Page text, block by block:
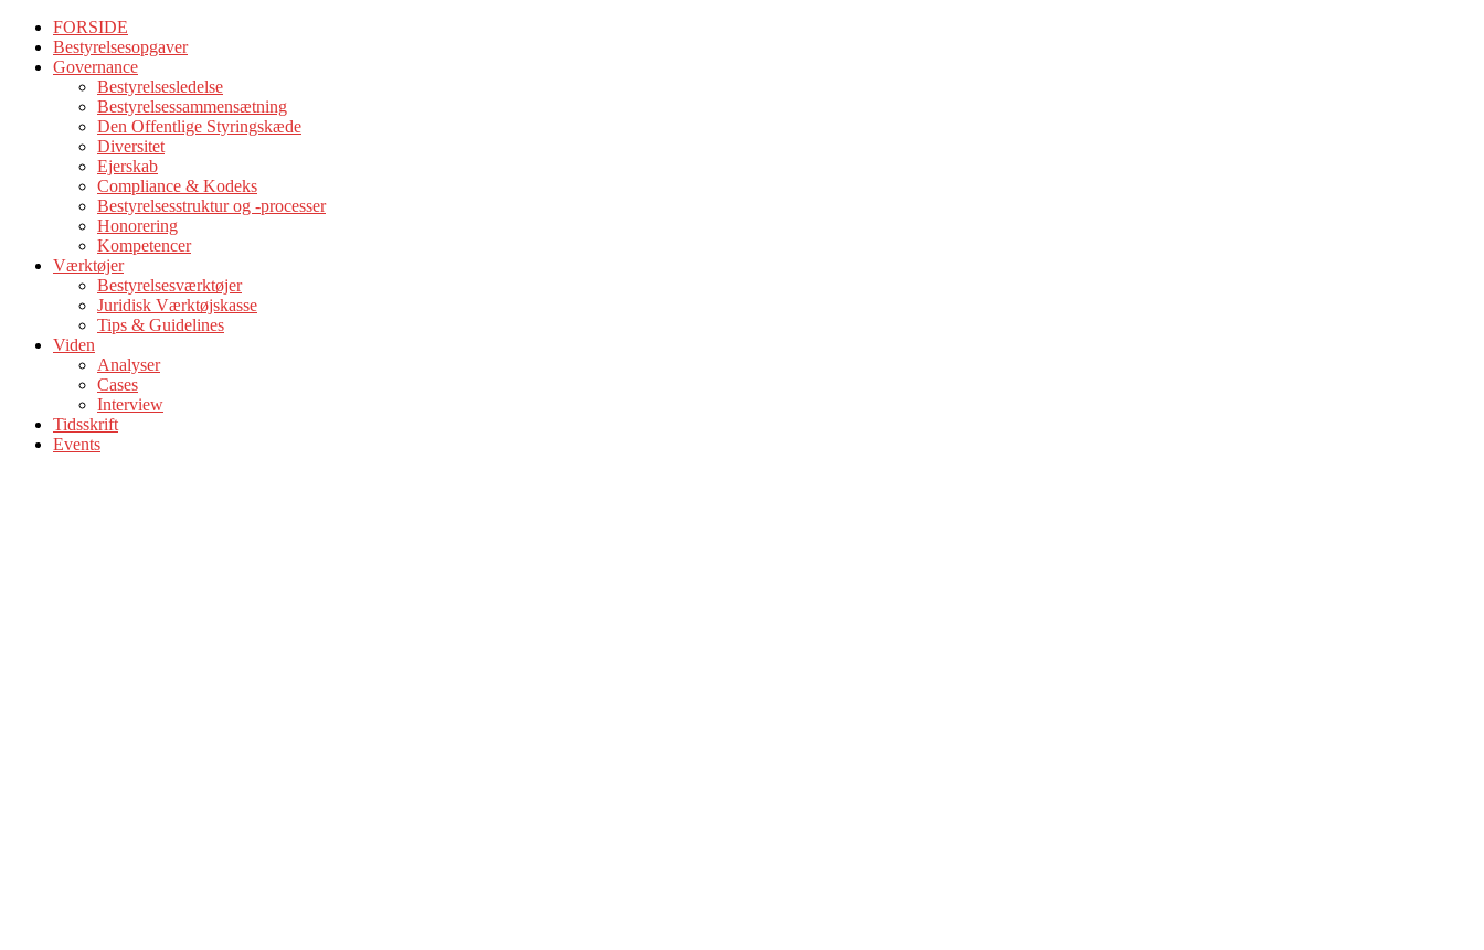
FORSIDE
Bestyrelsesopgaver
Governance
Bestyrelsesledelse
Bestyrelsessammensætning
Den Offentlige Styringskæde
Diversitet
Ejerskab
Compliance & Kodeks
Bestyrelsesstruktur og -processer
Honorering
Kompetencer
Værktøjer
Bestyrelsesværktøjer
Juridisk Værktøjskasse
Tips & Guidelines
Viden
Analyser
Cases
Interview
Tidsskrift
Events